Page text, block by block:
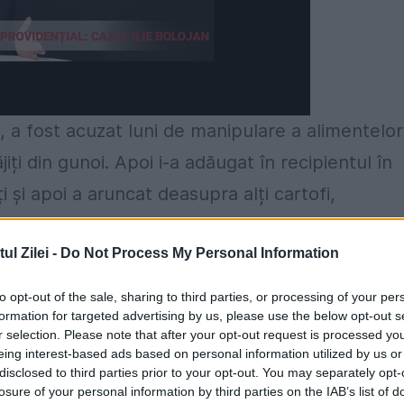
Zilei - Do Not Process My Personal Information
opt-out of the sale, sharing to third parties, or processing of your
for targeted advertising by us, please use the below opt-out
selection. Please note that after your opt-out request is processed
interest-based ads based on personal information utilized by us
to third parties prior to your opt-out. You may separately
of your personal information by third parties on the IAB’s list of
a fost acuzat luni de manipulare a
din gunoi. Apoi i-a adăugat în recipientul în
apoi a aruncat deasupra alți cartofi,
din gunoi amestecați cu cei noi.
de Sud a fost arestat după ce se
care erau aruncați la coșul de gunoi, a spus
urmare a unui pont anonim, Departamentul
food pe 9 iulie, a raportat postul de
găsit două femei țipând la personalul